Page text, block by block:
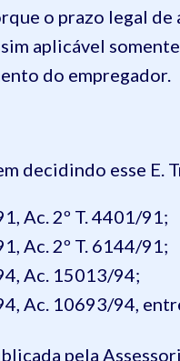
o prazo legal de
aplicável
do empregador.
decidindo esse E.
Ac. 2º T. 4401/91;
Ac. 2º T. 6144/91;
Ac. 15013/94;
Ac. 10693/94,
pela